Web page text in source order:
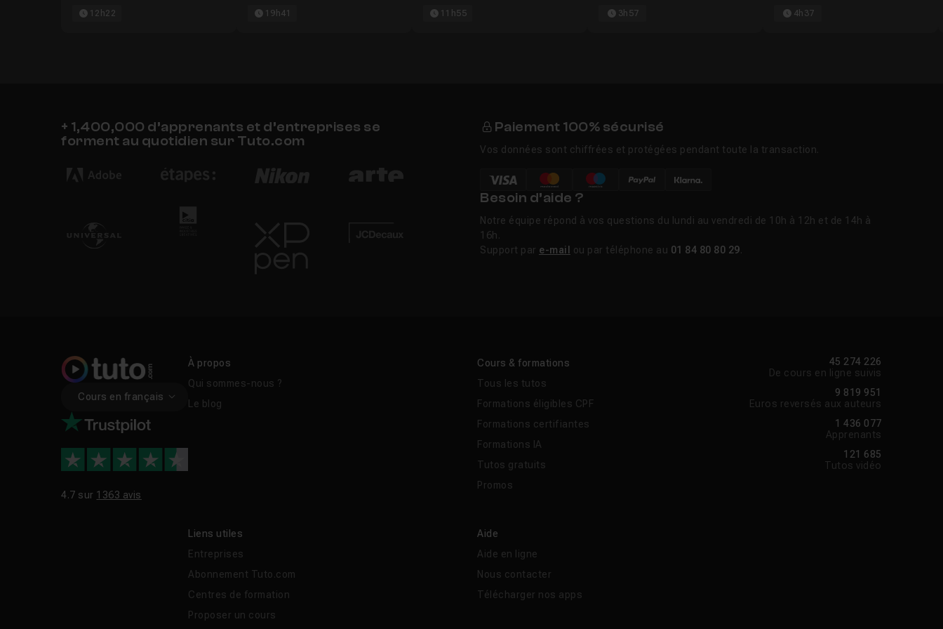
12h22 19h41 11h55 3h57 4h37
+ 1,400,000 d’apprenants et d’entreprises se
forment au quotidien sur Tuto.com
Paiement 100% sécurisé
Vos données sont chiffrées et protégées pendant toute la transaction.
Besoin d’aide ?
Notre équipe répond à vos questions du lundi au vendredi de 10h à 12h et de 14h à
16h.
Support par e-mail ou par téléphone au 01 84 80 80 29.
Cours en français
4.7 sur 1363 avis
À propos
Qui sommes-nous ?
Le blog
Cours & formations
Tous les tutos
Formations éligibles CPF
Formations certifiantes
Formations IA
Tutos gratuits
Promos
Liens utiles
Entreprises
Abonnement Tuto.com
Centres de formation
Proposer un cours
Aide
Aide en ligne
Nous contacter
Télécharger nos apps
45 274 226
De cours en ligne suivis
9 819 951
Euros reversés aux auteurs
1 436 077
Apprenants
121 685
Tutos vidéo